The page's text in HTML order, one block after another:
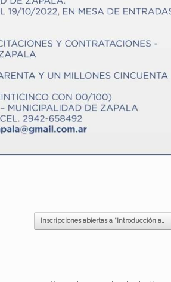
Inscripciones abiertas a “Introducción a…